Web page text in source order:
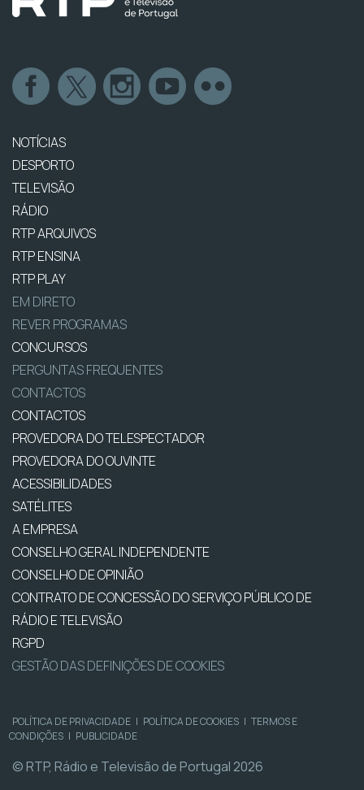
NOTÍCIAS
DESPORTO
TELEVISÃO
RÁDIO
RTP ARQUIVOS
RTP ENSINA
RTP PLAY
EM DIRETO
REVER PROGRAMAS
CONCURSOS
PERGUNTAS FREQUENTES
CONTACTOS
CONTACTOS
PROVEDORA DO TELESPECTADOR
PROVEDORA DO OUVINTE
ACESSIBILIDADES
SATÉLITES
A EMPRESA
CONSELHO GERAL INDEPENDENTE
CONSELHO DE OPINIÃO
CONTRATO DE CONCESSÃO DO SERVIÇO PÚBLICO DE
RÁDIO E TELEVISÃO
RGPD
GESTÃO DAS DEFINIÇÕES DE COOKIES
POLÍTICA DE PRIVACIDADE | POLÍTICA DE COOKIES | TERMOS E
CONDIÇÕES | PUBLICIDADE
© RTP, Rádio e Televisão de Portugal 2026